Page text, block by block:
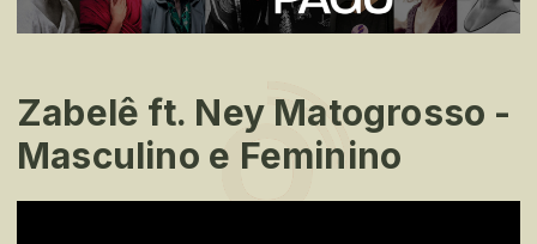
Zabelê ft. Ney Matogrosso -
Masculino e Feminino